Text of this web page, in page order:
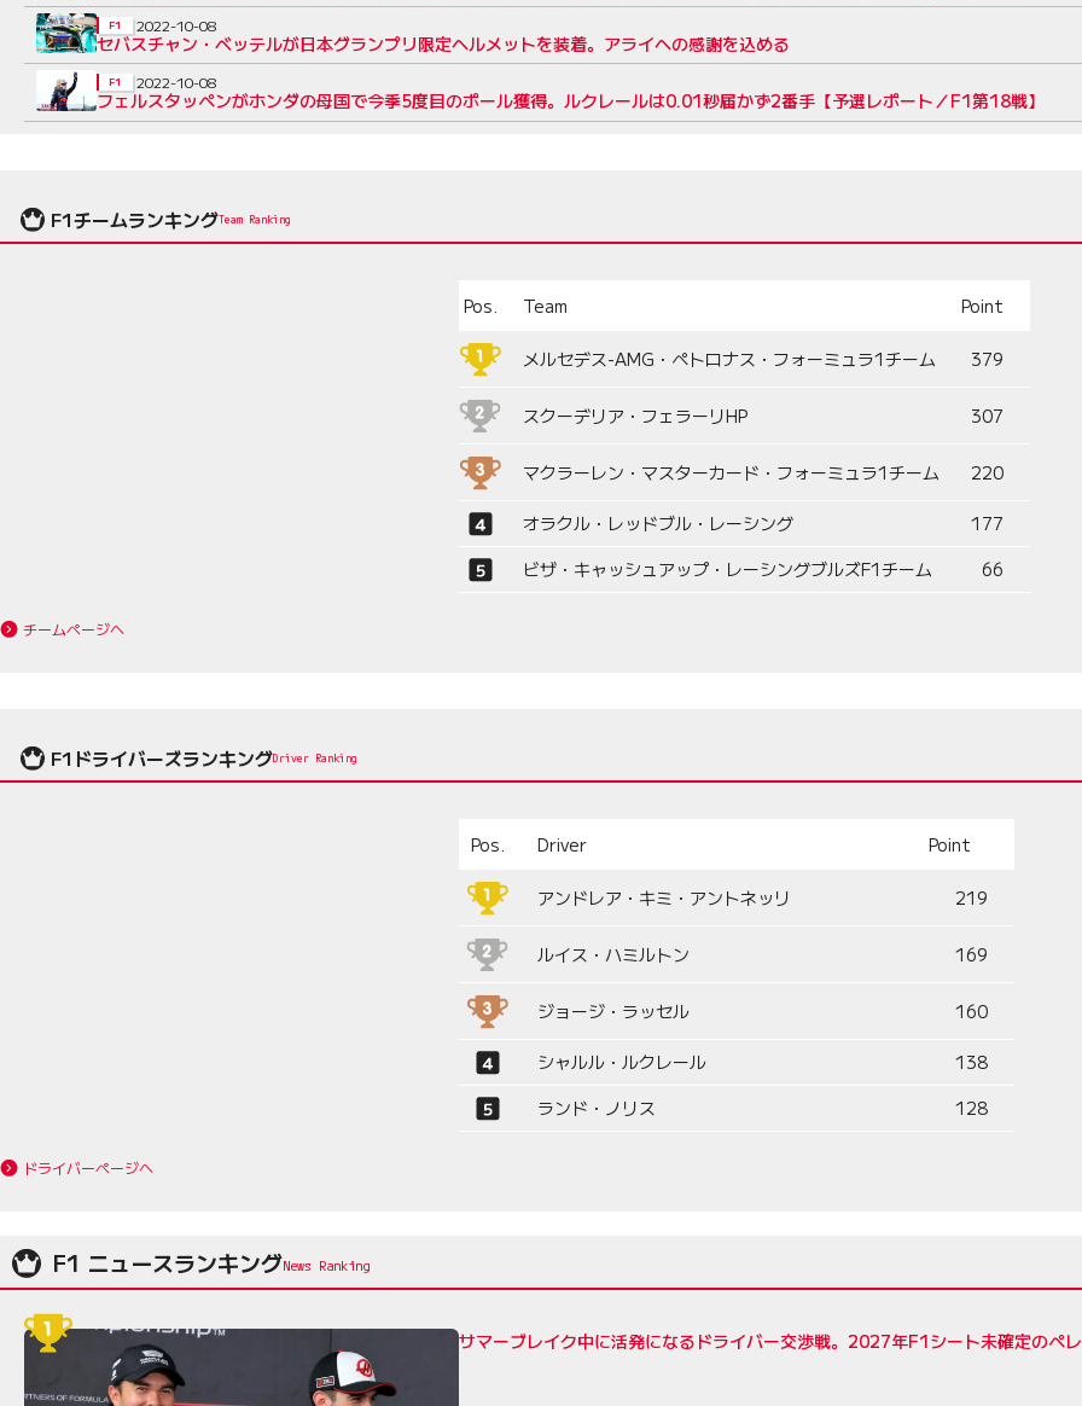
セバスチャン・ベッテルが日本グランプリ限定ヘルメットを装着。アライへの感謝を込める
F1 2022-10-08
フェルスタッペンがホンダの母国で今季5度目のポール獲得。ルクレールは0.01秒届かず2番手【予選レポート／F1第18戦】
F1 2022-10-08
F1チームランキングTeam Ranking
Pos. Team Point
メルセデス-AMG・ペトロナス・フォーミュラ1チーム 379
スクーデリア・フェラーリHP 307
マクラーレン・マスターカード・フォーミュラ1チーム 220
オラクル・レッドブル・レーシング
177
ビザ・キャッシュアップ・レーシングブルズF1チーム
66
チームページへ
F1ドライバーズランキングDriver Ranking
Pos. Driver Point
アンドレア・キミ・アントネッリ 219
ルイス・ハミルトン 169
ジョージ・ラッセル 160
シャルル・ルクレール
138
ランド・ノリス
128
ドライバーページへ
F1 ニュースランキング
サマーブレイク中に活発になるドライバー交渉戦。2027年F1シート未確定のペ